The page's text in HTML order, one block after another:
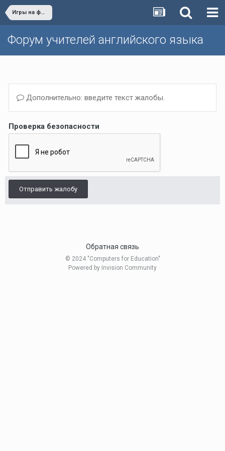
Игры на форуме
Форум учителей английского языка
Дополнительно: введите текст жалобы.
Проверка безопасности
Отправить жалобу
Обратная связь
© 2024 "Computers for Education"
Powered by Invision Community